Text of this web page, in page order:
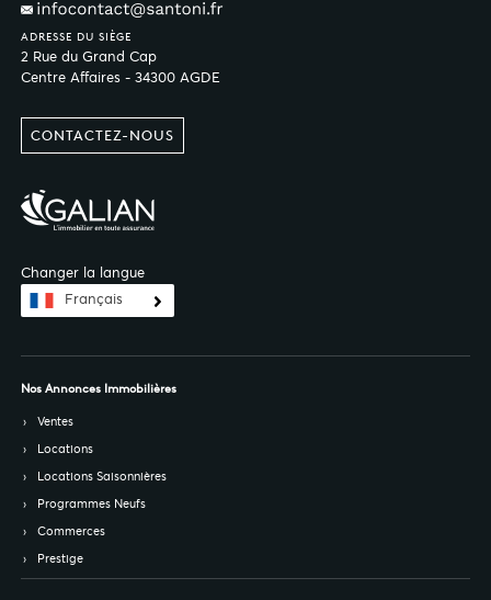
ADRESSE DU SIÈGE
2 Rue du Grand Cap
Centre Affaires - 34300 AGDE
CONTACTEZ-NOUS
Changer la langue
Français
Nos Annonces Immobilières
Ventes
Locations
Locations Saisonnières
Programmes Neufs
Commerces
Prestige